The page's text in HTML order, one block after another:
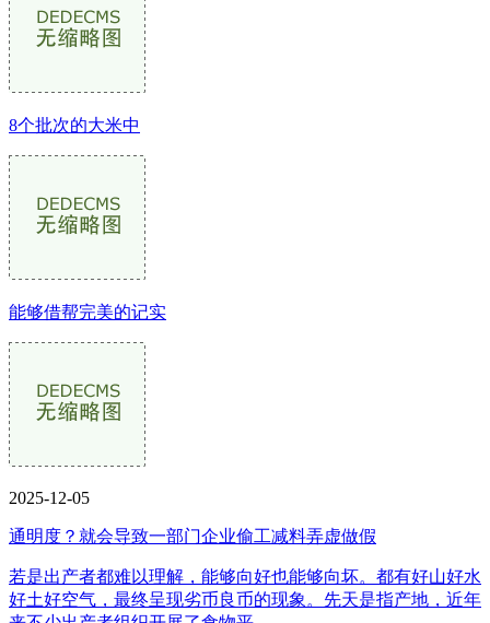
8个批次的大米中
能够借帮完美的记实
2025-12-05
通明度？就会导致一部门企业偷工减料弄虚做假
若是出产者都难以理解，能够向好也能够向坏。都有好山好水
好土好空气，最终呈现劣币良币的现象。先天是指产地，近年